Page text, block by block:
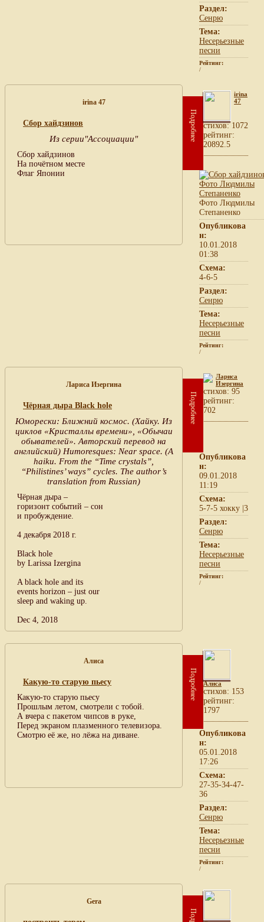
Раздел:
Сенрю
Тема:
Несерьезные
песни
Рейтинг:
/
irina 47
Сбор хайдзинов
Из серии"Ассоциации"
Сбор хайдзинов
На почётном месте
Флаг Японии
Подробнее
irina
47
cтихов: 1072
рейтинг:
20892.5
Фото Людмилы
Степаненко
Опубликова
н:
10.01.2018
01:38
Схема:
4-6-5
Раздел:
Сенрю
Тема:
Несерьезные
песни
Рейтинг:
/
Лариса Изергина
Чёрная дыра Black hole
Юморески: Ближний космос. (Хайку. Из
циклов «Кристаллы времени», «Обычаи
обывателей». Авторский перевод на
английский) Humoresques: Near space. (A
haiku. From the “Time crystals”,
“Philistines’ ways” cycles. The author’s
translation from Russian)
Чёрная дыра –
горизонт событий – сон
и пробуждение.
4 декабря 2018 г.
Black hole
by Larissa Izergina
A black hole and its
events horizon – just our
sleep and waking up.
Dec 4, 2018
Подробнее
Лариса
Изергина
cтихов: 95
рейтинг:
702
Опубликова
н:
09.01.2018
11:19
Схема:
5-7-5 хокку |3
Раздел:
Сенрю
Тема:
Несерьезные
песни
Рейтинг:
/
Алиса
Какую-то старую пьесу
Какую-то старую пьесу
Прошлым летом, смотрели с тобой.
А вчера с пакетом чипсов в руке,
Перед экраном плазменного телевизора.
Смотрю её же, но лёжа на диване.
Подробнее Алиса
cтихов: 153
рейтинг:
1797
Опубликова
н:
05.01.2018
17:26
Схема:
27-35-34-47-
36
Раздел:
Сенрю
Тема:
Несерьезные
песни
Рейтинг:
/
Gera